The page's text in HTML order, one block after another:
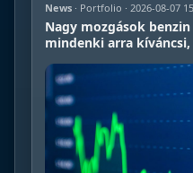
News · Portfolio · 2026-08-07
Nagy mozgások
mindenki arra